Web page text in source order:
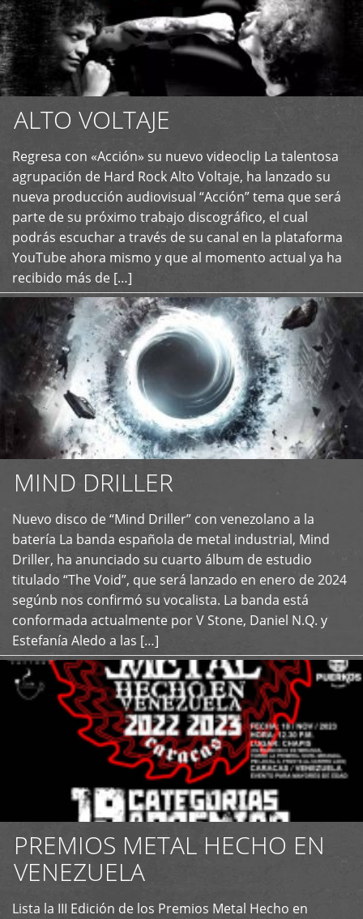
ALTO VOLTAJE
Regresa con «Acción» su nuevo videoclip La talentosa
agrupación de Hard Rock Alto Voltaje, ha lanzado su
nueva producción audiovisual “Acción” tema que será
parte de su próximo trabajo discográfico, el cual
podrás escuchar a través de su canal en la plataforma
YouTube ahora mismo y que al momento actual ya ha
recibido más de […]
+
MIND DRILLER
Nuevo disco de “Mind Driller” con venezolano a la
batería La banda española de metal industrial, Mind
Driller, ha anunciado su cuarto álbum de estudio
titulado “The Void”, que será lanzado en enero de 2024
segúnb nos confirmó su vocalista. La banda está
conformada actualmente por V Stone, Daniel N.Q. y
Estefanía Aledo a las […]
+
PREMIOS METAL HECHO EN
VENEZUELA
Lista la III Edición de los Premios Metal Hecho en